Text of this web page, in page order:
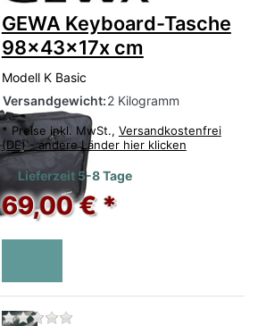
GEWA Keyboard-Tasche
98x43x17x cm
Modell K Basic
Versandgewicht:2 Kilogramm
* Preise inkl. MwSt., Versandkostenfrei
(DE) - andere Länder hier klicken
Lieferzeit 5-8 Tage
69,00 € *
Zu diesem Produkt liegen